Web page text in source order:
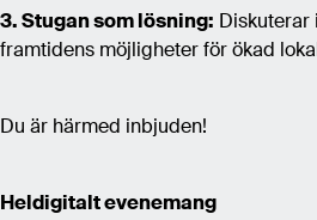
3. Stugan som lösning: Diskuterar
framtidens möjligheter för ökad
Du är härmed inbjuden!
Heldigitalt evenemang